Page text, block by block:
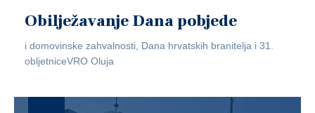
Obilježavanje Dana pobjede
i domovinske zahvalnosti, Dana hrvatskih branitelja i 31.
obljetniceVRO Oluja